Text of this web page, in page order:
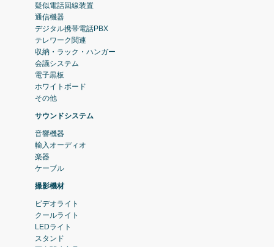
疑似電話回線装置
通信機器
デジタル携帯電話PBX
テレワーク関連
収納・ラック・ハンガー
会議システム
電子黒板
ホワイトボード
その他
サウンドシステム
音響機器
輸入オーディオ
楽器
ケーブル
撮影機材
ビデオライト
クールライト
LEDライト
スタンド